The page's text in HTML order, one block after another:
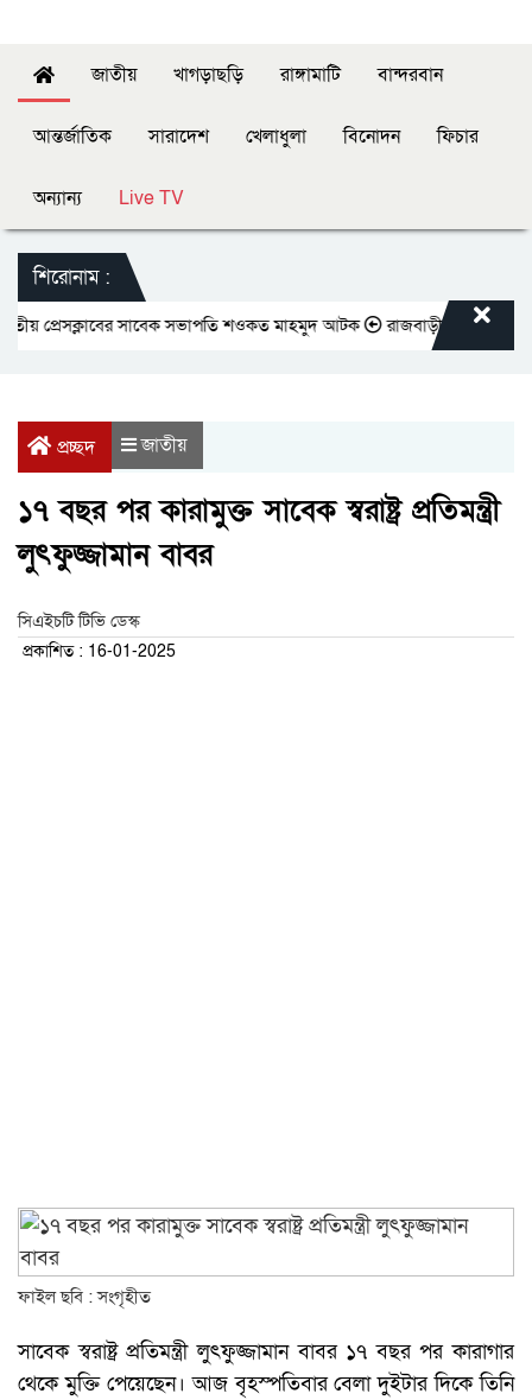
জাতীয় খাগড়াছড়ি রাঙ্গামাটি বান্দরবান
আন্তর্জাতিক সারাদেশ খেলাধুলা বিনোদন ফিচার
অন্যান্য Live TV
শিরোনাম :
প্রেসক্লাবের সাবেক সভাপতি শওকত মাহমুদ আটক রাজবাড়ীতে বীর
প্রচ্ছদ জাতীয়
১৭ বছর পর কারামুক্ত সাবেক স্বরাষ্ট্র প্রতিমন্ত্রী
লুৎফুজ্জামান বাবর
সিএইচটি টিভি ডেস্ক
প্রকাশিত : 16-01-2025
ফাইল ছবি : সংগৃহীত
সাবেক স্বরাষ্ট্র প্রতিমন্ত্রী লুৎফুজ্জামান বাবর ১৭ বছর পর কারাগার
থেকে মুক্তি পেয়েছেন। আজ বৃহস্পতিবার বেলা দুইটার দিকে তিনি